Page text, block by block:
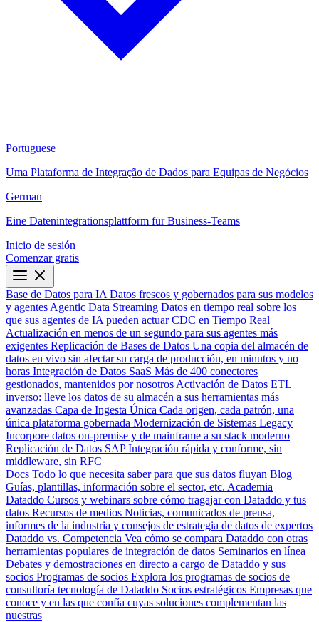
Portuguese
Uma Plataforma de Integração de Dados para Equipas de Negócios
German
Eine Datenintegrationsplattform für Business-Teams
Inicio de sesión
Comenzar gratis
Base de Datos para IA Datos frescos y gobernados para sus modelos
y agentes Agentic Data Streaming Datos en tiempo real sobre los
que sus agentes de IA pueden actuar CDC en Tiempo Real
Actualización en menos de un segundo para sus agentes más
exigentes Replicación de Bases de Datos Una copia del almacén de
datos en vivo sin afectar su carga de producción, en minutos y no
horas Integración de Datos SaaS Más de 400 conectores
gestionados, mantenidos por nosotros Activación de Datos ETL
inverso: lleve los datos de su almacén a sus herramientas más
avanzadas Capa de Ingesta Única Cada origen, cada patrón, una
única plataforma gobernada Modernización de Sistemas Legacy
Incorpore datos on-premise y de mainframe a su stack moderno
Replicación de Datos SAP Integración rápida y conforme, sin
middleware, sin RFC
Docs Todo lo que necesita saber para que sus datos fluyan Blog
Guías, plantillas, información sobre el sector, etc. Academia
Dataddo Cursos y webinars sobre cómo tragajar con Dataddo y tus
datos Recursos de medios Noticias, comunicados de prensa,
informes de la industria y consejos de estrategia de datos de expertos
Dataddo vs. Competencia Vea cómo se compara Dataddo con otras
herramientas populares de integración de datos Seminarios en línea
Debates y demostraciones en directo a cargo de Dataddo y sus
socios Programas de socios Explora los programas de socios de
consultoría tecnología de Dataddo Socios estratégicos Empresas que
conoce y en las que confía cuyas soluciones complementan las
nuestras